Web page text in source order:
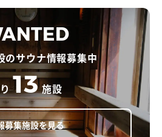
のサウナ情報募集中
13 施設
募集施設を見る